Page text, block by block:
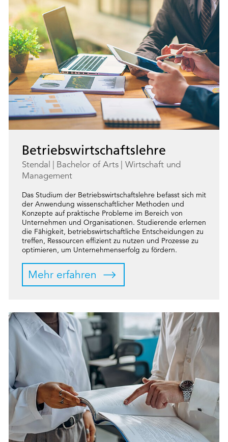
Betriebswirtschaftslehre
Stendal Bachelor of Arts
Wirtschaft und
Management
Das Studium der Betriebswirtschaftslehre befasst sich mit
der Anwendung wissenschaftlicher Methoden und
Konzepte auf praktische Probleme im Bereich von
Unternehmen und Organisationen. Studierende erlernen
die Fähigkeit, betriebswirtschaftliche Entscheidungen zu
treffen, Ressourcen effizient zu nutzen und Prozesse zu
optimieren, um Unternehmenserfolg zu fördern.
Mehr erfahren